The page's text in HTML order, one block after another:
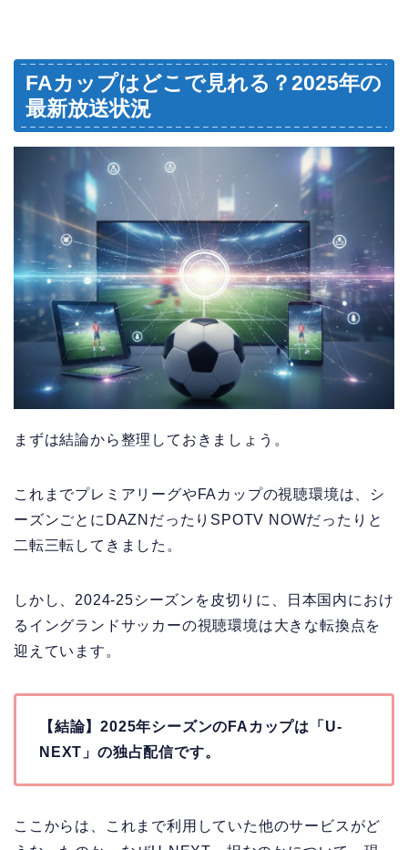
FAカップはどこで見れる？2025年の
最新放送状況
まずは結論から整理しておきましょう。
これまでプレミアリーグやFAカップの視聴環境は、シ
ーズンごとにDAZNだったりSPOTV NOWだったりと
二転三転してきました。
しかし、2024-25シーズンを皮切りに、日本国内におけ
るイングランドサッカーの視聴環境は大きな転換点を
迎えています。
【結論】2025年シーズンのFAカップは「U-
NEXT」の独占配信です。
ここからは、これまで利用していた他のサービスがど